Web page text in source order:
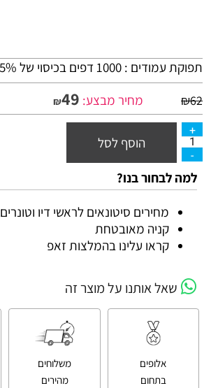
תפוקת עמודים : 1000 דפים בכיסוי של 5%
₪62 מחיר מבצע: ₪49
הוסף לסל
למה לבחור בנו?
מחירים סיטונאים לראשי דיו וטונרים
קניה מאובטחת
קראו עלינו בהמלצות זאפ
שאל אותנו על מוצר זה
אלופים
בתחום
משלוחים
מהירים